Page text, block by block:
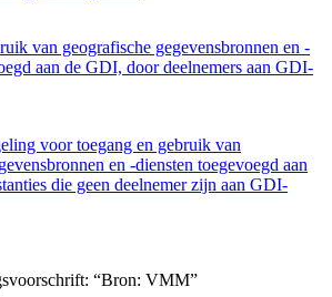
van geografische gegevensbronnen en -
aan de GDI, door deelnemers aan GDI-
voor toegang en gebruik van
en -diensten toegevoegd aan
die geen deelnemer zijn aan GDI-
“Bron: VMM”